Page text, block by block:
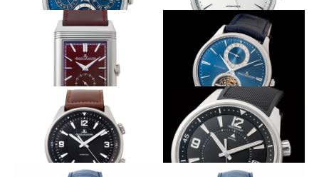
ベースムーブも進化型
JAEGER-LECOULTRE
マスター・ウルトラスリム・パ
ーペチュアル エナメル
細部を精査し更なる進化
JAEGER-LECOULTRE
マスター・ウルトラスリム・デ
モードな深い赤
JAEGER-LECOULTRE
レベルソ・トリビュート・スモ
ールセコンド
工芸的な美しさと高精度とが両立
JAEGER-LECOULTRE
マスター・ウルトラスリム・ト
ゥールビヨン エナメル
上質なシンプルに装う
ゴングの音色で時の訪れを知らせる